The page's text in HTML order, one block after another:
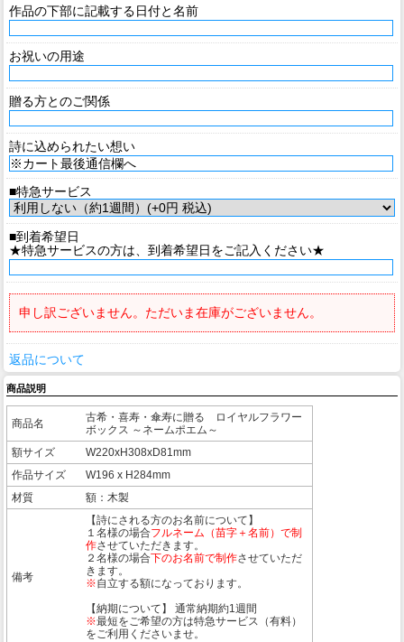
作品の下部に記載する日付と名前
お祝いの用途
贈る方とのご関係
詩に込められたい想い
■特急サービス
■到着希望日
★特急サービスの方は、到着希望日をご記入ください★
申し訳ございません。ただいま在庫がございません。
返品について
商品説明
商品名
古希・喜寿・傘寿に贈る ロイヤルフラワー
ボックス ～ネームポエム～
額サイズ
W220xH308xD81mm
作品サイズ
W196 x H284mm
材質
額：木製
備考
【詩にされる方のお名前について】
１名様の場合フルネーム（苗字＋名前）で制
作させていただきます。
２名様の場合下のお名前で制作させていただ
きます。
※自立する額になっております。
【納期について】 通常納期約1週間
※最短をご希望の方は特急サービス（有料）
をご利用くださいませ。